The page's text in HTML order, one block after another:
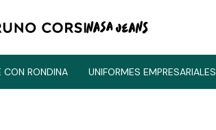
CON RONDINA UNIFORMES EMPRESARIALES